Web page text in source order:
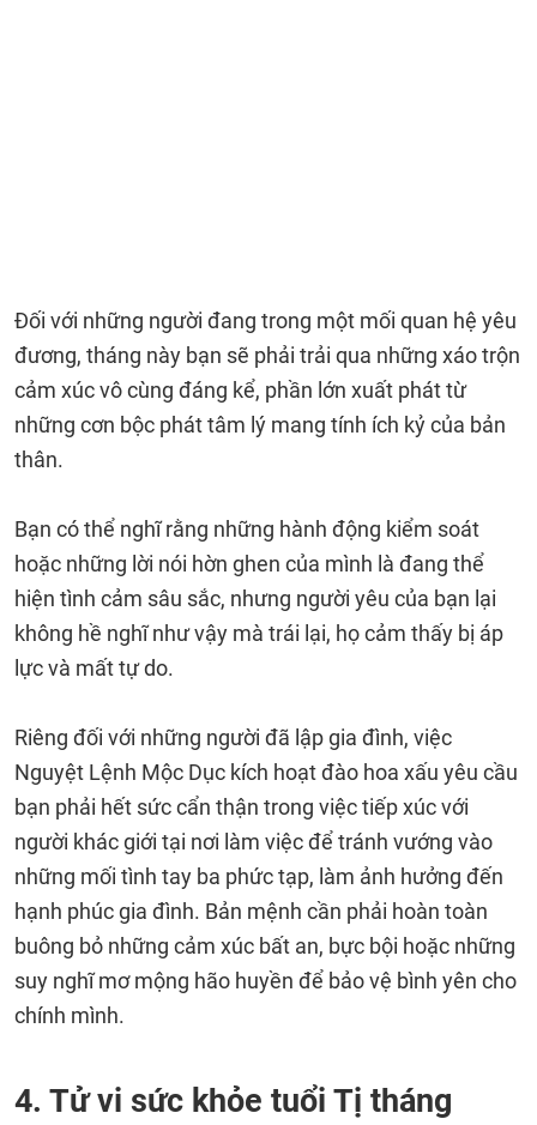
Đối với những người đang trong một mối quan hệ yêu
đương, tháng này bạn sẽ phải trải qua những xáo trộn
cảm xúc vô cùng đáng kể, phần lớn xuất phát từ
những cơn bộc phát tâm lý mang tính ích kỷ của bản
thân.
Bạn có thể nghĩ rằng những hành động kiểm soát
hoặc những lời nói hờn ghen của mình là đang thể
hiện tình cảm sâu sắc, nhưng người yêu của bạn lại
không hề nghĩ như vậy mà trái lại, họ cảm thấy bị áp
lực và mất tự do.
Riêng đối với những người đã lập gia đình, việc
Nguyệt Lệnh Mộc Dục kích hoạt đào hoa xấu yêu cầu
bạn phải hết sức cẩn thận trong việc tiếp xúc với
người khác giới tại nơi làm việc để tránh vướng vào
những mối tình tay ba phức tạp, làm ảnh hưởng đến
hạnh phúc gia đình. Bản mệnh cần phải hoàn toàn
buông bỏ những cảm xúc bất an, bực bội hoặc những
suy nghĩ mơ mộng hão huyền để bảo vệ bình yên cho
chính mình.
4. Tử vi sức khỏe tuổi Tị tháng